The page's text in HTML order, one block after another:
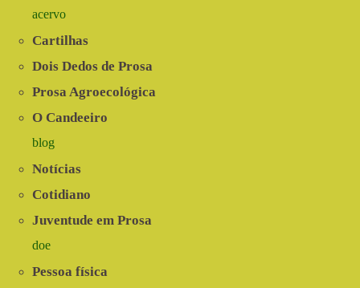
acervo
Cartilhas
Dois Dedos de Prosa
Prosa Agroecológica
O Candeeiro
blog
Notícias
Cotidiano
Juventude em Prosa
doe
Pessoa física